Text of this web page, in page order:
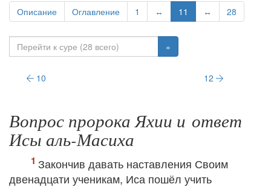
Описание Оглавление 1 ↔ 11 ↔ 28
»
10 12
Вопрос пророка Яхии и ответ
Исы аль-Масиха
Закончив давать наставления Своим
двенадцати ученикам, Иса пошёл учить